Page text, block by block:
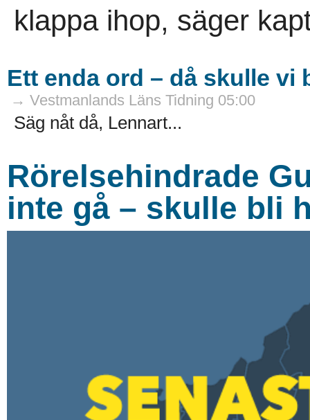
klappa ihop, säger
Ett enda ord – då skulle vi
→ Vestmanlands Läns Tidning 05:00
Säg nåt då, Lennart...
Rörelsehindrade
inte gå – skulle bli